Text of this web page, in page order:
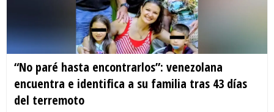
“No paré hasta encontrarlos”: venezolana
encuentra e identifica a su familia tras 43 días
del terremoto